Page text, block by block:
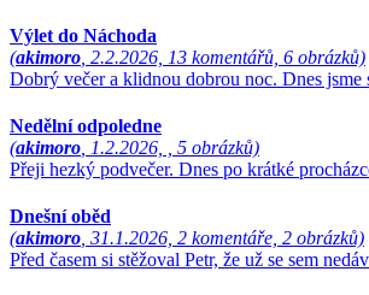
Výlet do Náchoda
(akimoro , 2.2.2026, 13 komentářů, 6 obrázků)
Dobrý večer a klidnou dobrou noc. Dnes
Nedělní odpoledne
(akimoro , 1.2.2026, , 5 obrázků)
Přeji hezký podvečer. Dnes po krátké
Dnešní oběd
(akimoro , 31.1.2026, 2 komentáře, 2 obrázků)
Před časem si stěžoval Petr, že už se sem